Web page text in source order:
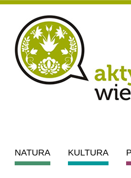
NATURA KULTURA